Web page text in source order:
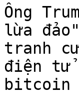
Ông
lừa
tranh
điện tử
bitcoin